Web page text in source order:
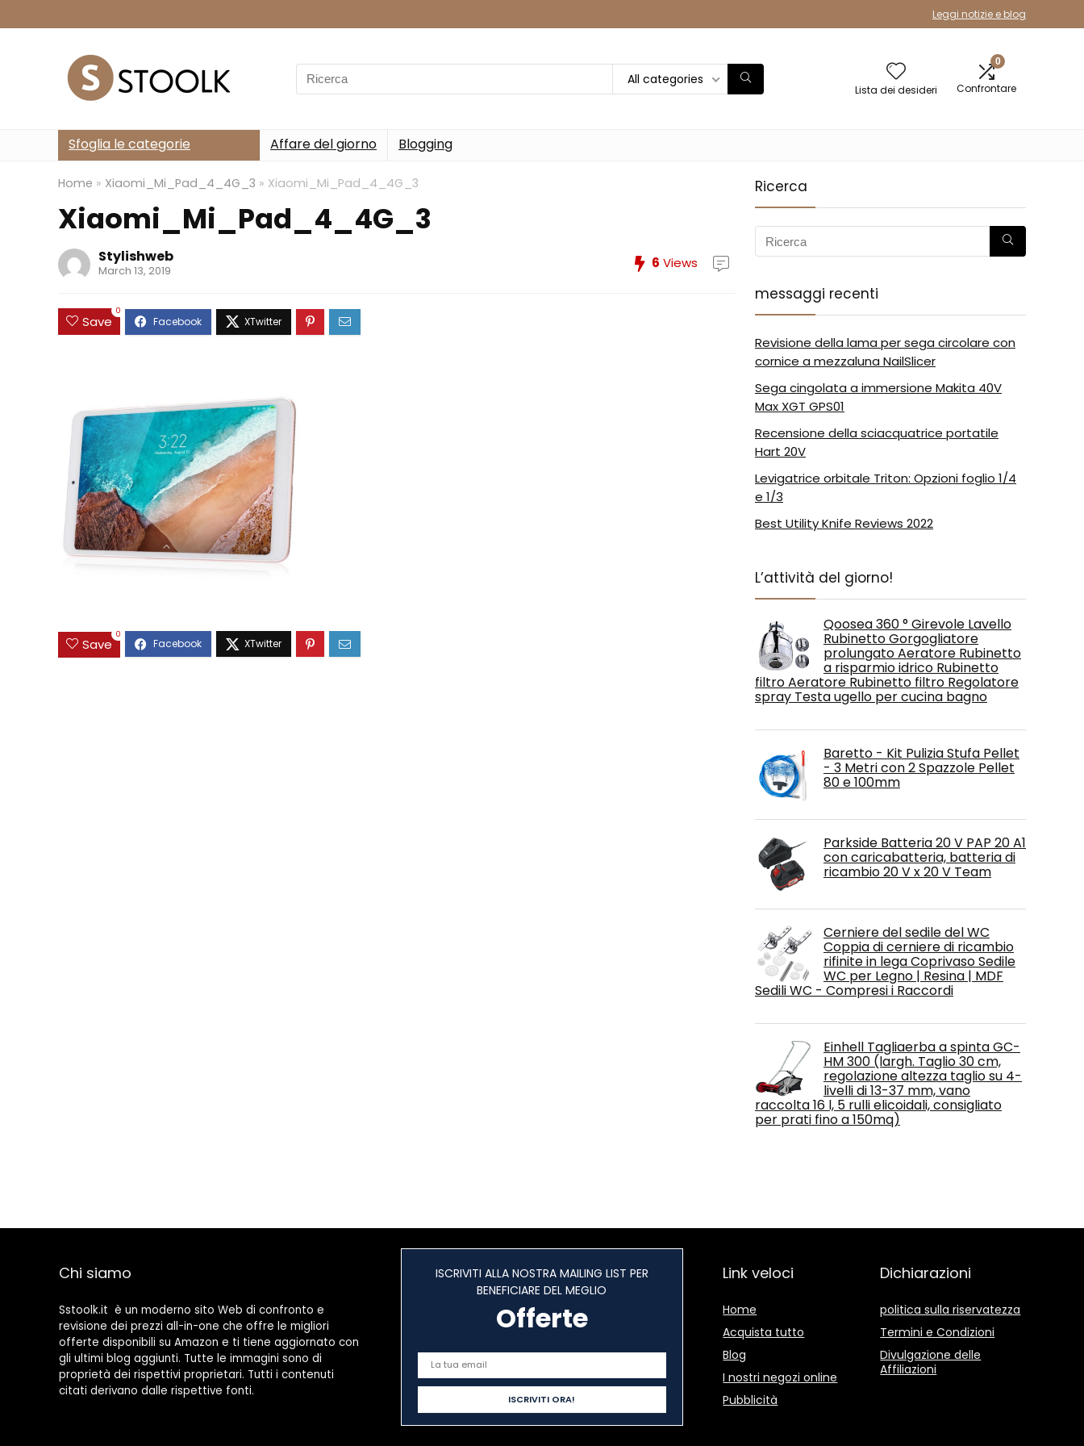
Leggi notizie e blog
Search
for:
All categories
Lista dei desideri
0
Confrontare
Sfoglia le categorie Affare del giorno Blogging
Home » Xiaomi_Mi_Pad_4_4G_3 » Xiaomi_Mi_Pad_4_4G_3
Xiaomi_Mi_Pad_4_4G_3
Stylishweb
March 13, 2019 6 Views
Save
0
Save
0
Ricerca
messaggi recenti
Revisione della lama per sega circolare con
cornice a mezzaluna NailSlicer
Sega cingolata a immersione Makita 40V
Max XGT GPS01
Recensione della sciacquatrice portatile
Hart 20V
Levigatrice orbitale Triton: Opzioni foglio 1/4
e 1/3
Best Utility Knife Reviews 2022
L’attività del giorno!
Qoosea 360 ° Girevole Lavello
Rubinetto Gorgogliatore
prolungato Aeratore Rubinetto
a risparmio idrico Rubinetto
filtro Aeratore Rubinetto filtro Regolatore
spray Testa ugello per cucina bagno
Baretto - Kit Pulizia Stufa Pellet
- 3 Metri con 2 Spazzole Pellet
80 e 100mm
Parkside Batteria 20 V PAP 20 A1
con caricabatteria, batteria di
ricambio 20 V x 20 V Team
Cerniere del sedile del WC
Coppia di cerniere di ricambio
rifinite in lega Coprivaso Sedile
WC per Legno | Resina | MDF
Sedili WC - Compresi i Raccordi
Einhell Tagliaerba a spinta GC-
HM 300 (largh. Taglio 30 cm,
regolazione altezza taglio su 4-
livelli di 13-37 mm, vano
raccolta 16 l, 5 rulli elicoidali, consigliato
per prati fino a 150mq)
Chi siamo
Sstoolk.it è un moderno sito Web di confronto e
revisione dei prezzi all-in-one che offre le migliori
offerte disponibili su Amazon e ti tiene aggiornato con
gli ultimi blog aggiunti. Tutte le immagini sono di
proprietà dei rispettivi proprietari. Tutti i contenuti
citati derivano dalle rispettive fonti.
ISCRIVITI ALLA NOSTRA MAILING LIST PER
BENEFICIARE DEL MEGLIO
Offerte
Link veloci
Home
Acquista tutto
Blog
I nostri negozi online
Pubblicità
Dichiarazioni
politica sulla riservatezza
Termini e Condizioni
Divulgazione delle
Affiliazioni